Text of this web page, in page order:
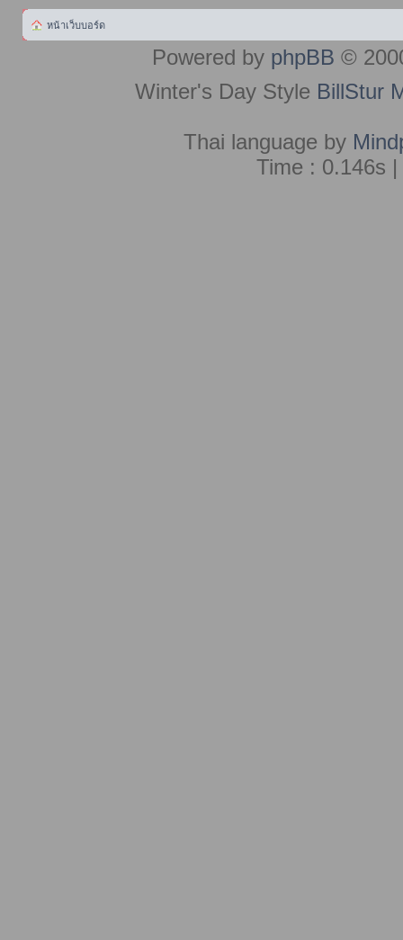
หน้าเว็บบอร์ด
Powered by phpBB ©
Winter's Day Style BillStur
Thai language by
Time : 0.146s